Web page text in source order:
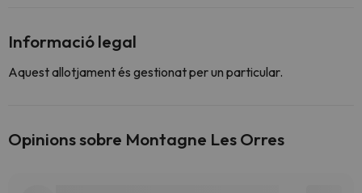
Informació legal
Aquest allotjament és gestionat per un particular.
Opinions sobre Montagne Les Orres